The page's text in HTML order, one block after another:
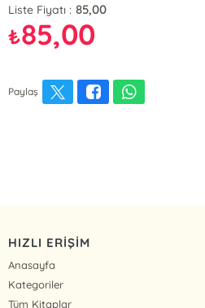
Liste Fiyatı : 85,00
₺85,00
Paylaş
HIZLI ERİŞİM
Anasayfa
Kategoriler
Tüm Kitaplar